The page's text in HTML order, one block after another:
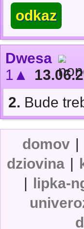
odkaz
Dwesa
1▲
2. Bude
domov |
dziovina |
| lipka-